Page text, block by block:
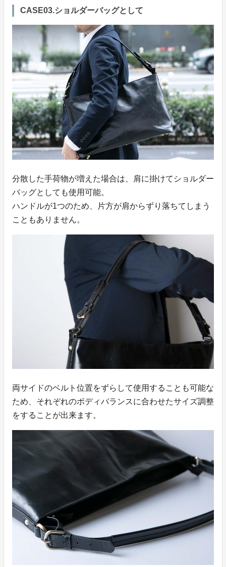
CASE03.ショルダーバッグとして
分散した手荷物が増えた場合は、肩に掛けてショルダー
バッグとしても使用可能。
ハンドルが1つのため、片方が肩からずり落ちてしまう
こともありません。
両サイドのベルト位置をずらして使用することも可能な
ため、それぞれのボディバランスに合わせたサイズ調整
をすることが出来ます。